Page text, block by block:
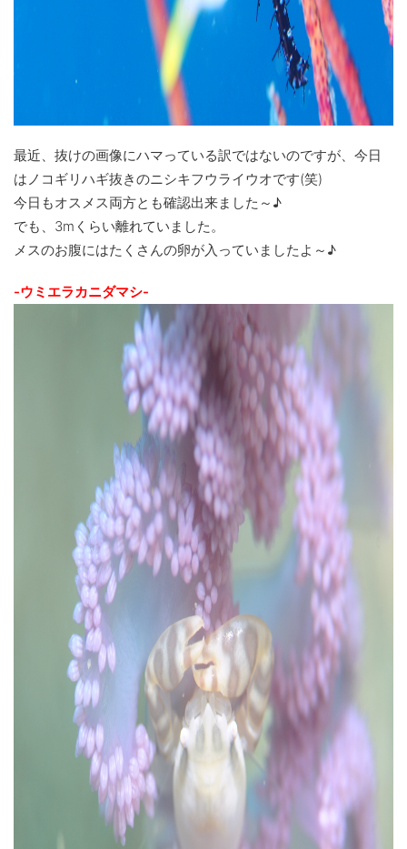
最近、抜けの画像にハマっている訳ではないのですが、今日
はノコギリハギ抜きのニシキフウライウオです(笑)
今日もオスメス両方とも確認出来ました～♪
でも、3mくらい離れていました。
メスのお腹にはたくさんの卵が入っていましたよ～♪
-ウミエラカニダマシ-